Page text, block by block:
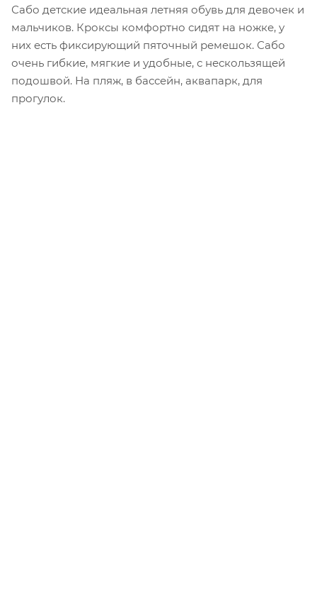
Сабо детские идеальная летняя обувь для девочек и
мальчиков. Кроксы комфортно сидят на ножке, у
них есть фиксирующий пяточный ремешок. Сабо
очень гибкие, мягкие и удобные, с нескользящей
подошвой. На пляж, в бассейн, аквапарк, для
прогулок.